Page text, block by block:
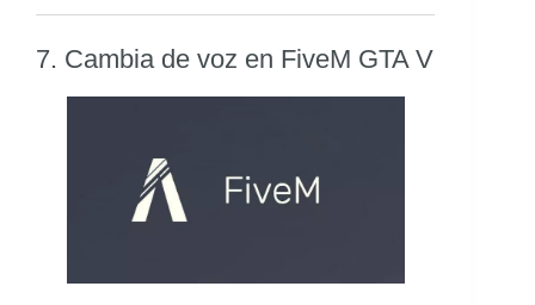
7. Cambia de voz en FiveM GTA V